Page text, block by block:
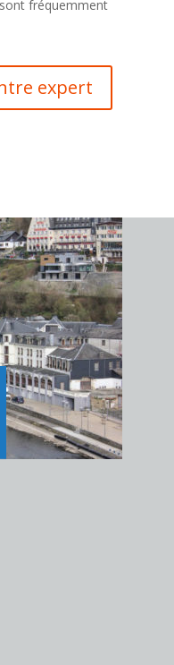
fréquemment
expert